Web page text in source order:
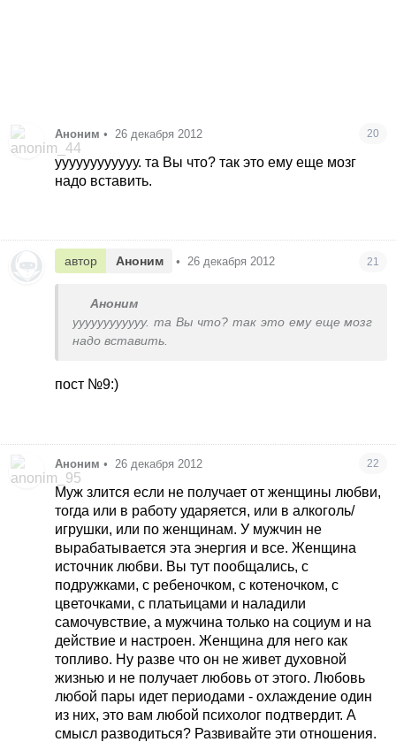
Аноним • 26 декабря 2012 20
уууууууууууу. та Вы что? так это ему еще мозг
надо вставить.
автор Аноним • 26 декабря 2012 21
Аноним
уууууууууууу. та Вы что? так это ему еще мозг
надо вставить.
пост №9:)
Аноним • 26 декабря 2012 22
Муж злится если не получает от женщины любви,
тогда или в работу ударяется, или в алкоголь/
игрушки, или по женщинам. У мужчин не
вырабатывается эта энергия и все. Женщина
источник любви. Вы тут пообщались, с
подружками, с ребеночком, с котеночком, с
цветочками, с платьицами и наладили
самочувствие, а мужчина только на социум и на
действие и настроен. Женщина для него как
топливо. Ну разве что он не живет духовной
жизнью и не получает любовь от этого. Любовь
любой пары идет периодами - охлаждение один
из них, это вам любой психолог подтвердит. А
смысл разводиться? Развивайте эти отношения.